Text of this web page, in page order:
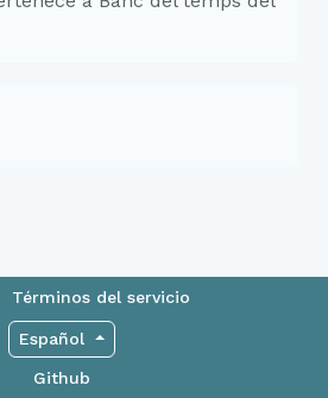
Términos del servicio
Español
Github